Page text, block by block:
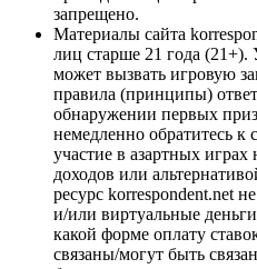
запрещено.
Материалы сайта
лиц старше 21 года (21+).
может вызвать игровую
правила (принципы)
обнаружении первых
немедленно обратитесь к
участие в азартных
доходов или
ресурс korrespondent.net
и/или виртуальные
какой форме оплату
связаны/могут быть